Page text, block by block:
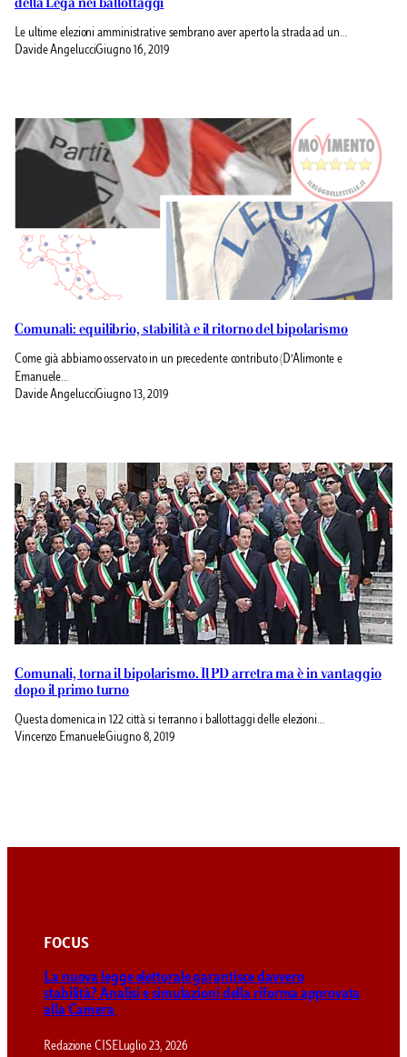
della Lega nei ballottaggi
Le ultime elezioni amministrative sembrano aver aperto la strada ad un…
Davide AngelucciGiugno 16, 2019
Comunali: equilibrio, stabilità e il ritorno del bipolarismo
Come già abbiamo osservato in un precedente contributo (D’Alimonte e
Emanuele…
Davide AngelucciGiugno 13, 2019
Comunali, torna il bipolarismo. Il PD arretra ma è in vantaggio
dopo il primo turno
Questa domenica in 122 città si terranno i ballottaggi delle elezioni…
Vincenzo EmanueleGiugno 8, 2019
FOCUS
La nuova legge elettorale garantisce davvero
stabilità? Analisi e simulazioni della riforma approvata
alla Camera
Redazione CISELuglio 23, 2026